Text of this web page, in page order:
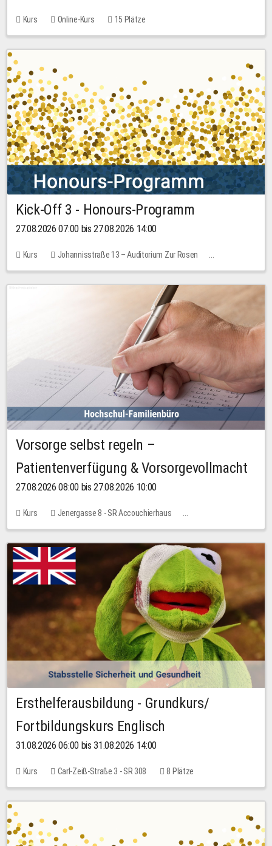
Kurs Online-Kurs 15 Plätze
Kick-Off 3 - Honours-Programm
27.08.2026 07:00 bis 27.08.2026 14:00
Kurs
Johannisstraße 13 – Auditorium Zur Rosen
11 Plätze
Vorsorge selbst regeln –
Patientenverfügung & Vorsorgevollmacht
27.08.2026 08:00 bis 27.08.2026 10:00
Kurs
Jenergasse 8 - SR Accouchierhaus
Keine freien Plätze
Ersthelferausbildung - Grundkurs/
Fortbildungskurs Englisch
31.08.2026 06:00 bis 31.08.2026 14:00
Kurs Carl-Zeiß-Straße 3 - SR 308 8 Plätze